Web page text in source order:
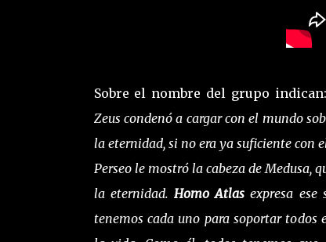
Sobre el nombre del grupo indican:
Zeus condenó a cargar con el mundo
la eternidad, si no era ya suficiente con
Perseo le mostró la cabeza de Medusa,
la eternidad. Homo Atlasexpresa
tenemos cada uno para soportar todos